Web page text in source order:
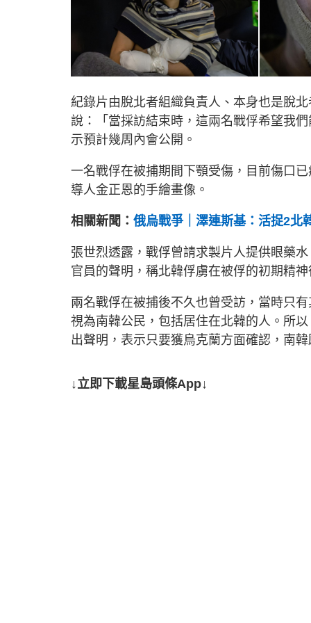
紀錄片由脫北者組織負責人、本身也是脫
說：「當採訪結束時，這兩名戰俘希望我
示預計幾周內會公開。
一名戰俘在被捕期間下顎受傷，目前傷口
導人金正恩的手繪畫像。
相關新聞： 俄烏戰爭｜澤連斯基：活捉2北
張世烈透露，戰俘曾請求製片人提供眼藥
官員的聲明，稱北韓俘虜在被俘的初期精
兩名戰俘在被捕後不久也曾受訪，當時只
視為南韓公民，包括居住在北韓的人。所
出聲明，表示只要獲烏克蘭方面確認，南
↓立即下載星島頭條App↓